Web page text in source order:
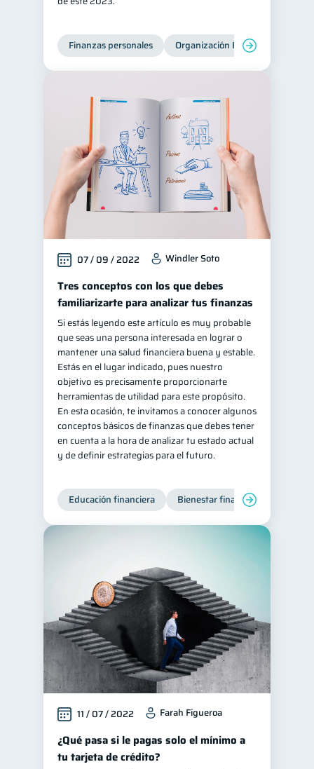
Finanzas personales Organización Financiera
07 / 09 / 2022 Windler Soto
Tres conceptos con los que debes
familiarizarte para analizar tus finanzas
Si estás leyendo este artículo es muy probable
que seas una persona interesada en lograr o
mantener una salud financiera buena y estable.
Estás en el lugar indicado, pues nuestro
objetivo es precisamente proporcionarte
herramientas de utilidad para este propósito.
En esta ocasión, te invitamos a conocer algunos
conceptos básicos de finanzas que debes tener
en cuenta a la hora de analizar tu estado actual
y de definir estrategias para el futuro.
Educación financiera Bienestar financiero
11 / 07 / 2022 Farah Figueroa
¿Qué pasa si le pagas solo el mínimo a
tu tarjeta de crédito?